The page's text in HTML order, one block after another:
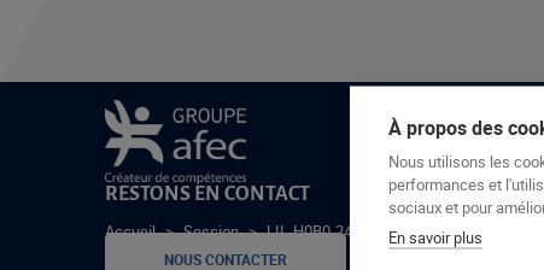
Le groupe Afec
Accueil > Session > LIL-H0B0-24-3
RESTONS EN CONTACT
NOUS CONTACTER
GROUPE
Formations
À propos des
Nous utilisons les
performances et
sociaux et pour
En savoir plus